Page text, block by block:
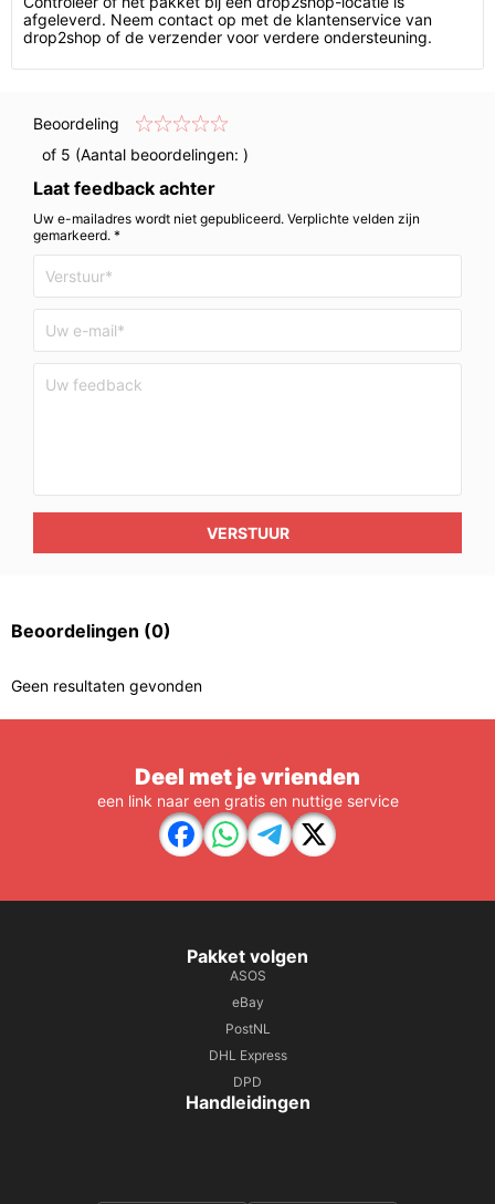
afgeleverd. Neem contact op met de klantenservice van
drop2shop of de verzender voor verdere ondersteuning.
Beoordeling
of 5 (Aantal beoordelingen: )
Laat feedback achter
Uw e-mailadres wordt niet gepubliceerd. Verplichte velden zijn
gemarkeerd. *
VERSTUUR
Beoordelingen (0)
Geen resultaten gevonden
Deel met je vrienden
een link naar een gratis en nuttige service
Pakket volgen
ASOS
eBay
PostNL
DHL Express
DPD
Handleidingen